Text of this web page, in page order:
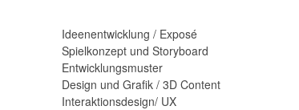
Ideenentwicklung / Exposé
Spielkonzept und Storyboard
Entwicklungsmuster
Design und Grafik / 3D Content
Interaktionsdesign/ UX